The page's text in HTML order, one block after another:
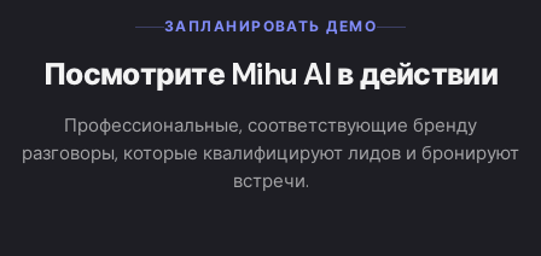
ЗАПЛАНИРОВАТЬ ДЕМО
Посмотрите Mihu AI в действии
Профессиональные, соответствующие бренду
разговоры, которые квалифицируют лидов и бронируют
встречи.